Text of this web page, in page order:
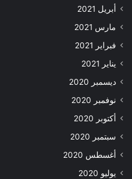
أبريل 2021
مارس 2021
فبراير 2021
يناير 2021
ديسمبر 2020
نوفمبر 2020
أكتوبر 2020
سبتمبر 2020
أغسطس 2020
يوليو 2020